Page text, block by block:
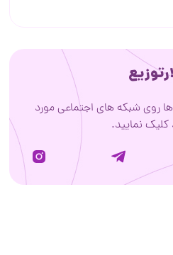
روی شبکه های اجتماعی مورد
نمایید.